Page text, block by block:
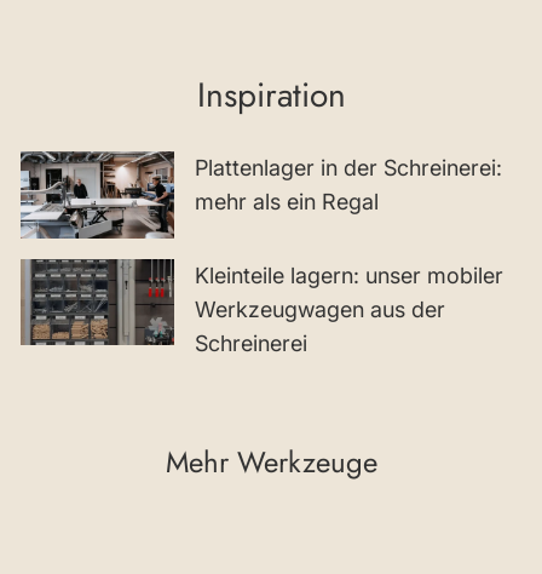
Inspiration
Plattenlager in der Schreinerei:
mehr als ein Regal
Kleinteile lagern: unser mobiler
Werkzeugwagen aus der
Schreinerei
Mehr Werkzeuge